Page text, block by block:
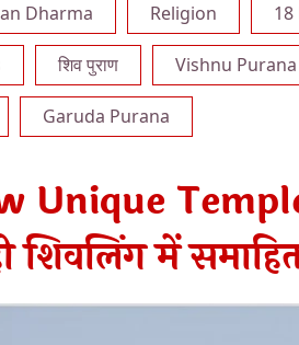
Dharma Religion
शिव पुराण Vishnu Purana
Garuda Purana
Unique
शिवलिंग में